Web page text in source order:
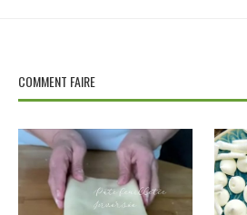
COMMENT FAIRE